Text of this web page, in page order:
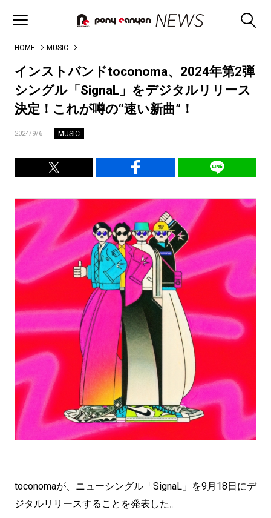
HOME MUSIC
インストバンドtoconoma、2024年第2弾
シングル「SignaL」をデジタルリリース
決定！これが噂の“速い新曲”！
2024/9/6 MUSIC
toconomaが、ニューシングル「SignaL」を9月18日にデ
ジタルリリースすることを発表した。